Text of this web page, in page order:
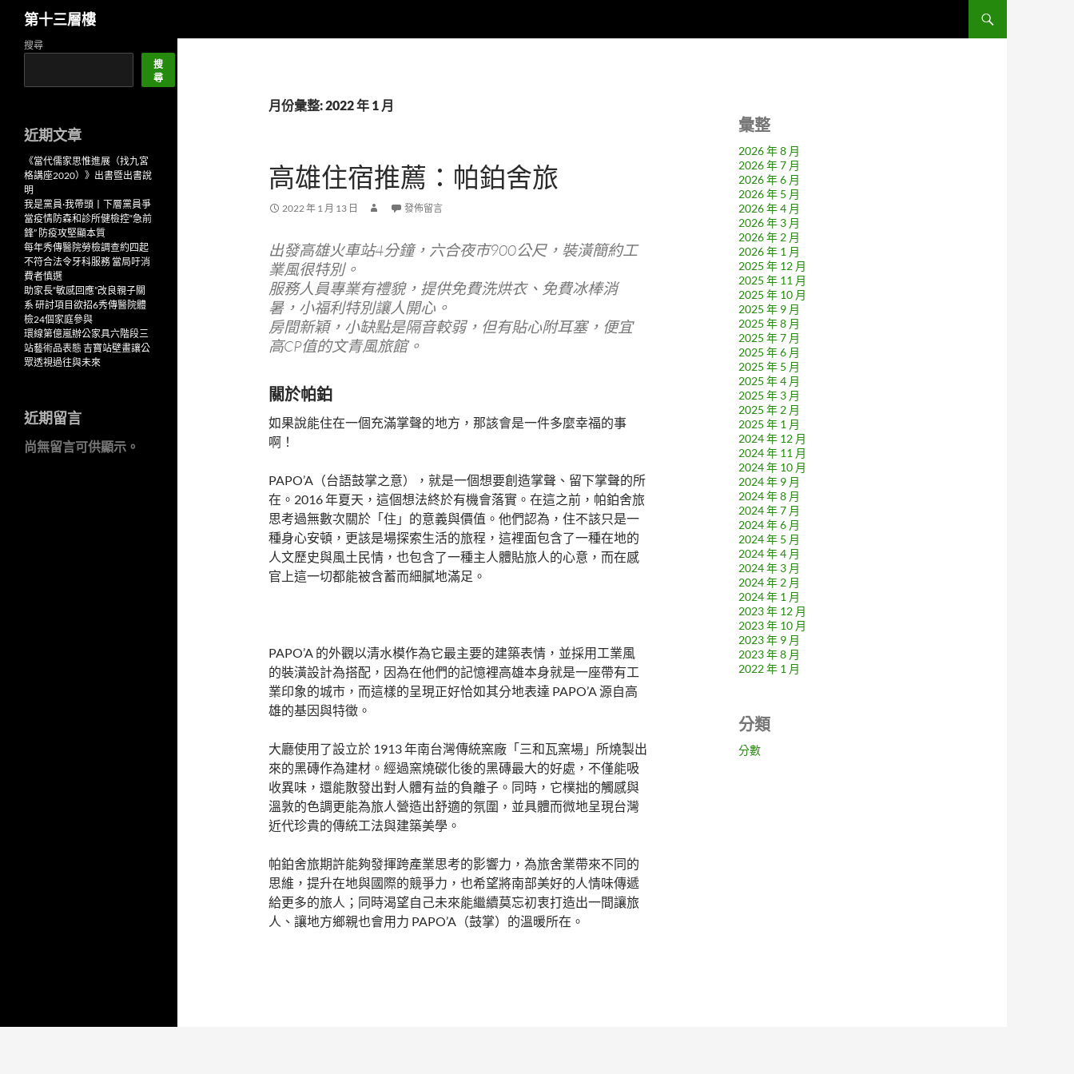
第十三層樓
月份彙整: 2022 年 1 月
高雄住宿推薦：帕鉑舍旅
2022 年 1 月 13 日 發佈留言
出發高雄火車站4分鐘，六合夜市900公尺，裝潢簡約工
業風很特別。
服務人員專業有禮貌，提供免費洗烘衣、免費冰棒消
暑，小福利特別讓人開心。
房間新穎，小缺點是隔音較弱，但有貼心附耳塞，便宜
高CP值的文青風旅館。
關於帕鉑
如果說能住在一個充滿掌聲的地方，那該會是一件多麼幸福的事
啊！
PAPO’A（台語鼓掌之意），就是一個想要創造掌聲、留下掌聲的所
在。2016 年夏天，這個想法終於有機會落實。在這之前，帕鉑舍旅
思考過無數次關於「住」的意義與價值。他們認為，住不該只是一
種身心安頓，更該是場探索生活的旅程，這裡面包含了一種在地的
人文歷史與風土民情，也包含了一種主人體貼旅人的心意，而在感
官上這一切都能被含蓄而細膩地滿足。
PAPO’A 的外觀以清水模作為它最主要的建築表情，並採用工業風
的裝潢設計為搭配，因為在他們的記憶裡高雄本身就是一座帶有工
業印象的城市，而這樣的呈現正好恰如其分地表達 PAPO’A 源自高
雄的基因與特徵。
大廳使用了設立於 1913 年南台灣傳統窯廠「三和瓦窯場」所燒製出
來的黑磚作為建材。經過窯燒碳化後的黑磚最大的好處，不僅能吸
收異味，還能散發出對人體有益的負離子。同時，它樸拙的觸感與
溫敦的色調更能為旅人營造出舒適的氛圍，並具體而微地呈現台灣
近代珍貴的傳統工法與建築美學。
帕鉑舍旅期許能夠發揮跨產業思考的影響力，為旅舍業帶來不同的
思維，提升在地與國際的競爭力，也希望將南部美好的人情味傳遞
給更多的旅人；同時渴望自己未來能繼續莫忘初衷打造出一間讓旅
人、讓地方鄉親也會用力 PAPO’A（鼓掌）的溫暖所在。
彙整
2026 年 8 月
2026 年 7 月
2026 年 6 月
2026 年 5 月
2026 年 4 月
2026 年 3 月
2026 年 2 月
2026 年 1 月
2025 年 12 月
2025 年 11 月
2025 年 10 月
2025 年 9 月
2025 年 8 月
2025 年 7 月
2025 年 6 月
2025 年 5 月
2025 年 4 月
2025 年 3 月
2025 年 2 月
2025 年 1 月
2024 年 12 月
2024 年 11 月
2024 年 10 月
2024 年 9 月
2024 年 8 月
2024 年 7 月
2024 年 6 月
2024 年 5 月
2024 年 4 月
2024 年 3 月
2024 年 2 月
2024 年 1 月
2023 年 12 月
2023 年 10 月
2023 年 9 月
2023 年 8 月
2022 年 1 月
分類
分數
搜尋
搜
尋
近期文章
《當代儒家思惟進展（找九宮
格講座2020）》出書暨出書說
明
我是黨員·我帶頭丨下層黨員爭
當疫情防森和診所健檢控“急前
鋒” 防疫攻堅顯本質
每年秀傳醫院勞檢調查約四起
不符合法令牙科服務 當局吁消
費者慎選
助家長“敏感回應”改良親子關
系 研討項目欲招6秀傳醫院體
檢24個家庭參與
環線第億嵐辦公家具六階段三
站藝術品表態 吉寶站壁畫讓公
眾透視過往與未來
近期留言
尚無留言可供顯示。